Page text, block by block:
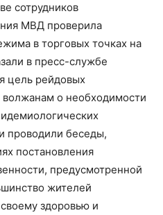
сотрудников
МВД проверила
в торговых точках на
в пресс-службе
цель рейдовых
о необходимости
проводили беседы,
постановления
предусмотренной
жителей
здоровью и